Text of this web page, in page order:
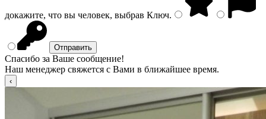
докажите, что вы человек, выбрав Ключ.
Спасибо за Ваше сообщение!
Наш менеджер свяжется с Вами в ближайшее время.